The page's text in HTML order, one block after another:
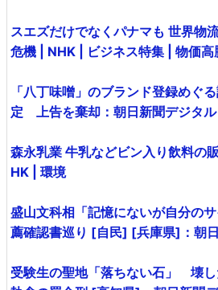
スエズだけでなくパナマも 世界物
危機 | NHK | ビジネス特集 | 物価高
「八丁味噌」のブランド登録めぐ
定 上告を棄却：朝日新聞デジタル
森永乳業 牛乳などビン入り飲料の
HK | 環境
盛山文科相「記憶にないが自分の
薦確認書巡り [自民] [兵庫県]：朝
受験生の聖地「落ちない石」 壊